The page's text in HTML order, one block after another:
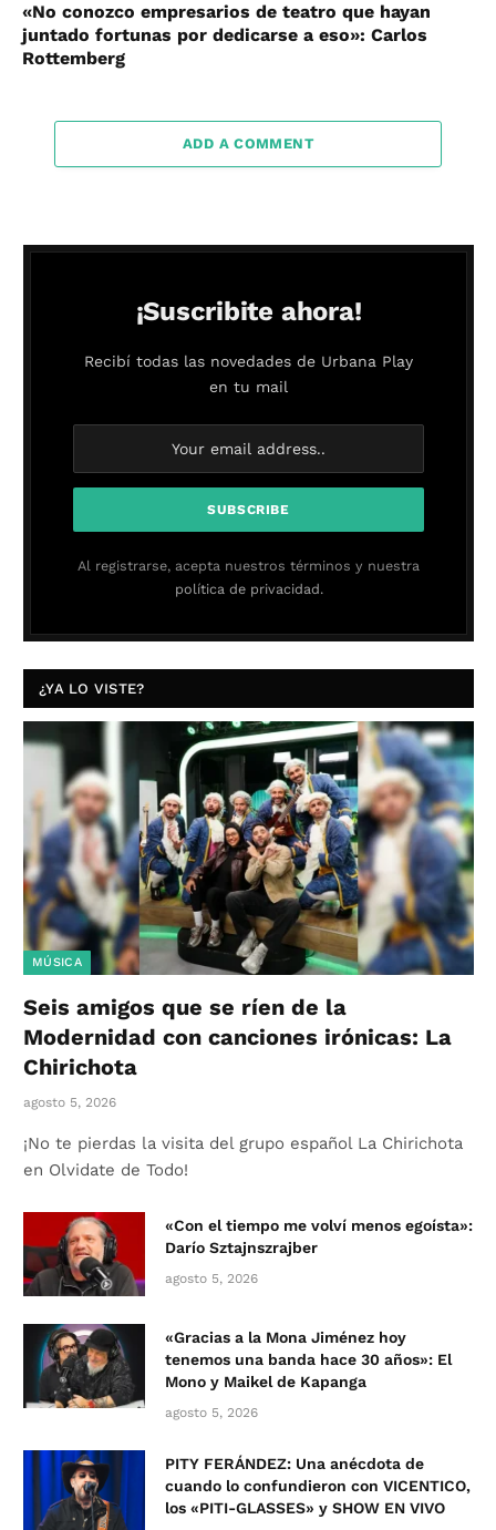
«No conozco empresarios de teatro que hayan
juntado fortunas por dedicarse a eso»: Carlos
Rottemberg
ADD A COMMENT
¡Suscribite ahora!
Recibí todas las novedades de Urbana Play
en tu mail
Al registrarse, acepta nuestros términos y nuestra
política de privacidad.
¿YA LO VISTE?
MÚSICA
Seis amigos que se ríen de la
Modernidad con canciones irónicas: La
Chirichota
agosto 5, 2026
¡No te pierdas la visita del grupo español La Chirichota
en Olvidate de Todo!
«Con el tiempo me volví menos egoísta»:
Darío Sztajnszrajber
agosto 5, 2026
«Gracias a la Mona Jiménez hoy
tenemos una banda hace 30 años»: El
Mono y Maikel de Kapanga
agosto 5, 2026
PITY FERÁNDEZ: Una anécdota de
cuando lo confundieron con VICENTICO,
los «PITI-GLASSES» y SHOW EN VIVO